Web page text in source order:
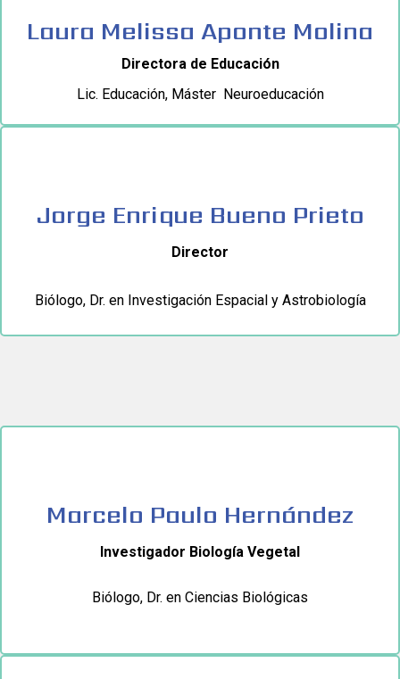
Jorge Enrique Bueno Prieto
Director
Biólogo, Dr. en Investigación Espacial y Astrobiología
Laura Melissa Aponte Molina
Directora de Educación
Lic. Educación, Máster Neuroeducación
Marcelo Paulo Hernández
Investigador Biología Vegetal
Biólogo, Dr. en Ciencias Biológicas